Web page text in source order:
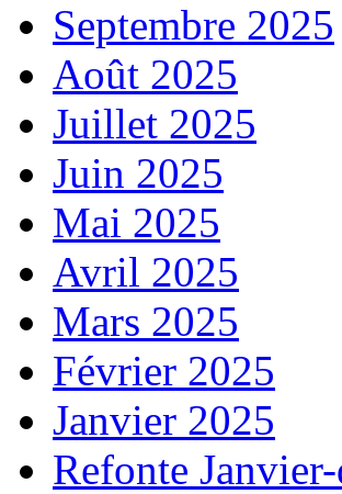
Septembre 2025
Août 2025
Juillet 2025
Juin 2025
Mai 2025
Avril 2025
Mars 2025
Février 2025
Janvier 2025
Refonte